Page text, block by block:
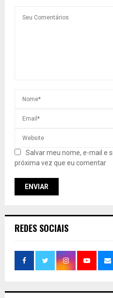
Salvar meu nome, e-mail e
próxima vez que eu comentar
REDES SOCIAIS